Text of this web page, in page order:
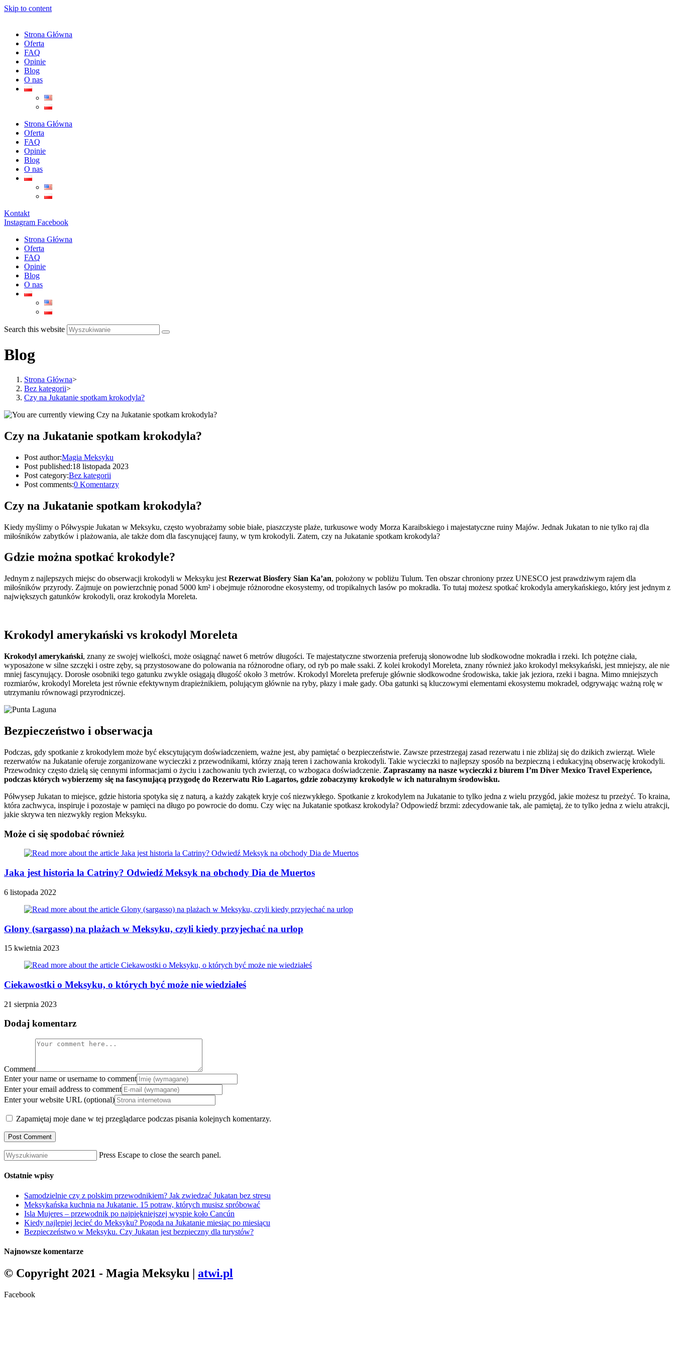
Skip to content
Strona Główna
Oferta
FAQ
Opinie
Blog
O nas
Strona Główna
Oferta
FAQ
Opinie
Blog
O nas
Kontakt
Instagram Facebook
Strona Główna
Oferta
FAQ
Opinie
Blog
O nas
Search this website
Blog
Strona Główna>
Bez kategorii>
Czy na Jukatanie spotkam krokodyla?
Czy na Jukatanie spotkam krokodyla?
Post author:Magia Meksyku
Post published:18 listopada 2023
Post category:Bez kategorii
Post comments:0 Komentarzy
Czy na Jukatanie spotkam krokodyla?
Kiedy myślimy o Półwyspie Jukatan w Meksyku, często wyobrażamy sobie białe, piaszczyste plaże, turkusowe wody Morza Karaibskiego i majestatyczne ruiny Majów. Jednak Jukatan to nie tylko raj dla
miłośników zabytków i plażowania, ale także dom dla fascynującej fauny, w tym krokodyli. Zatem, czy na Jukatanie spotkam krokodyla?
Gdzie można spotkać krokodyle?
Jednym z najlepszych miejsc do obserwacji krokodyli w Meksyku jest Rezerwat Biosfery Sian Ka’an, położony w pobliżu Tulum. Ten obszar chroniony przez UNESCO jest prawdziwym rajem dla
miłośników przyrody. Zajmuje on powierzchnię ponad 5000 km² i obejmuje różnorodne ekosystemy, od tropikalnych lasów po mokradła. To tutaj możesz spotkać krokodyla amerykańskiego, który jest jednym z
największych gatunków krokodyli, oraz krokodyla Moreleta.
Krokodyl amerykański vs krokodyl Moreleta
Krokodyl amerykański, znany ze swojej wielkości, może osiągnąć nawet 6 metrów długości. Te majestatyczne stworzenia preferują słonowodne lub słodkowodne mokradła i rzeki. Ich potężne ciała,
wyposażone w silne szczęki i ostre zęby, są przystosowane do polowania na różnorodne ofiary, od ryb po małe ssaki. Z kolei krokodyl Moreleta, znany również jako krokodyl meksykański, jest mniejszy, ale nie
mniej fascynujący. Dorosłe osobniki tego gatunku zwykle osiągają długość około 3 metrów. Krokodyl Moreleta preferuje głównie słodkowodne środowiska, takie jak jeziora, rzeki i bagna. Mimo mniejszych
rozmiarów, krokodyl Moreleta jest równie efektywnym drapieżnikiem, polującym głównie na ryby, płazy i małe gady. Oba gatunki są kluczowymi elementami ekosystemu mokradeł, odgrywając ważną rolę w
utrzymaniu równowagi przyrodniczej.
Bezpieczeństwo i obserwacja
Podczas, gdy spotkanie z krokodylem może być ekscytującym doświadczeniem, ważne jest, aby pamiętać o bezpieczeństwie. Zawsze przestrzegaj zasad rezerwatu i nie zbliżaj się do dzikich zwierząt. Wiele
rezerwatów na Jukatanie oferuje zorganizowane wycieczki z przewodnikami, którzy znają teren i zachowania krokodyli. Takie wycieczki to najlepszy sposób na bezpieczną i edukacyjną obserwację krokodyli.
Przewodnicy często dzielą się cennymi informacjami o życiu i zachowaniu tych zwierząt, co wzbogaca doświadczenie. Zapraszamy na nasze wycieczki z biurem I’m Diver Mexico Travel Experience,
podczas których wybierzemy się na fascynującą przygodę do Rezerwatu Rio Lagartos, gdzie zobaczymy krokodyle w ich naturalnym środowisku.
Półwysep Jukatan to miejsce, gdzie historia spotyka się z naturą, a każdy zakątek kryje coś niezwykłego. Spotkanie z krokodylem na Jukatanie to tylko jedna z wielu przygód, jakie możesz tu przeżyć. To kraina,
która zachwyca, inspiruje i pozostaje w pamięci na długo po powrocie do domu. Czy więc na Jukatanie spotkasz krokodyla? Odpowiedź brzmi: zdecydowanie tak, ale pamiętaj, że to tylko jedna z wielu atrakcji,
jakie skrywa ten niezwykły region Meksyku.
Może ci się spodobać również
Jaka jest historia la Catriny? Odwiedź Meksyk na obchody Dia de Muertos
6 listopada 2022
Glony (sargasso) na plażach w Meksyku, czyli kiedy przyjechać na urlop
15 kwietnia 2023
Ciekawostki o Meksyku, o których być może nie wiedziałeś
21 sierpnia 2023
Dodaj komentarz
Comment
Enter your name or username to comment
Enter your email address to comment
Enter your website URL (optional)
Zapamiętaj moje dane w tej przeglądarce podczas pisania kolejnych komentarzy.
Press Escape to close the search panel.
Ostatnie wpisy
Samodzielnie czy z polskim przewodnikiem? Jak zwiedzać Jukatan bez stresu
Meksykańska kuchnia na Jukatanie. 15 potraw, których musisz spróbować
Isla Mujeres – przewodnik po najpiękniejszej wyspie koło Cancún
Kiedy najlepiej lecieć do Meksyku? Pogoda na Jukatanie miesiąc po miesiącu
Bezpieczeństwo w Meksyku. Czy Jukatan jest bezpieczny dla turystów?
Najnowsze komentarze
© Copyright 2021 - Magia Meksyku | atwi.pl
Facebook